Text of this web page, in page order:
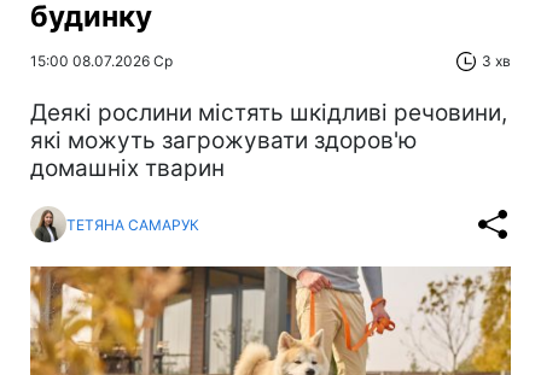
будинку
15:00 08.07.2026 Ср 3 хв
Деякі рослини містять шкідливі речовини,
які можуть загрожувати здоров'ю
домашніх тварин
ТЕТЯНА САМАРУК